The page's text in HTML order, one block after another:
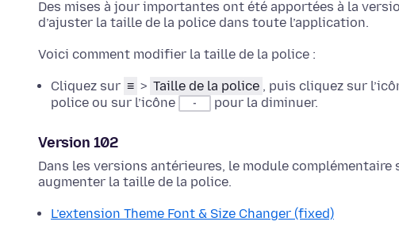
Des mises à jour importantes ont été apportées à la
d’ajuster la taille de la police dans toute l’application.
Voici comment modifier la taille de la police :
Cliquez sur ≡ > Taille de la police , puis cliquez sur
police ou sur l’icône
- pour la diminuer.
Version 102
Dans les versions antérieures, le module
augmenter la taille de la police.
L’extension Theme Font & Size Changer (fixed)